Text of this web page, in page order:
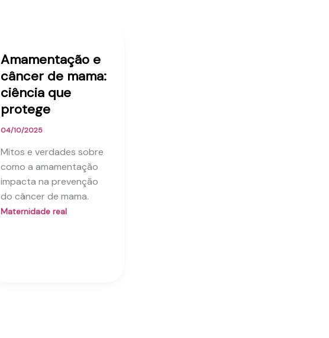
Amamentação e
câncer de mama:
ciência que
protege
04/10/2025
Mitos e verdades sobre
como a amamentação
impacta na prevenção
do câncer de mama.
Maternidade real